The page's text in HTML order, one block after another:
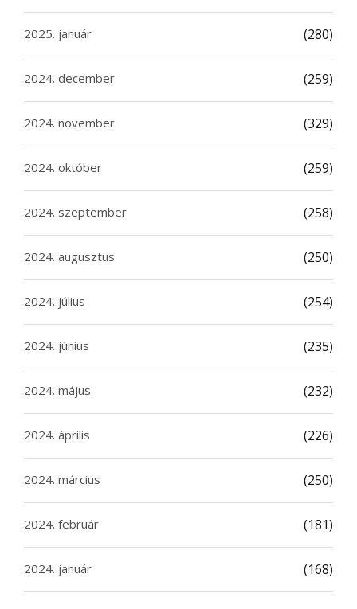
2025. január (280)
2024. december (259)
2024. november (329)
2024. október (259)
2024. szeptember (258)
2024. augusztus (250)
2024. július (254)
2024. június (235)
2024. május (232)
2024. április (226)
2024. március (250)
2024. február (181)
2024. január (168)